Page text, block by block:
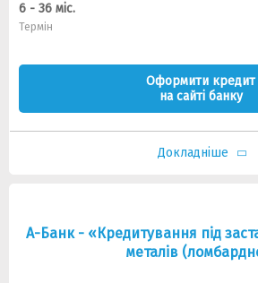
6 - 36 міс.
Термін
Оформити кредит
на сайті банку
Докладніше
А-Банк - «Кредитування під
металів